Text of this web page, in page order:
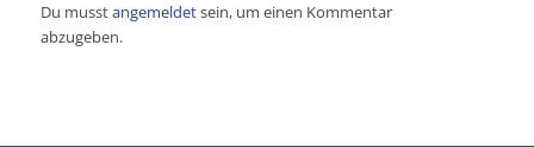
Du musstangemeldetsein, um einen Kommentar
abzugeben.